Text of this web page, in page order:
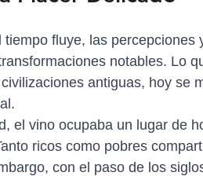
tiempo fluye, las
notables. Lo
antiguas, hoy se
el vino ocupaba un lugar de
ricos como pobres
con el paso de los